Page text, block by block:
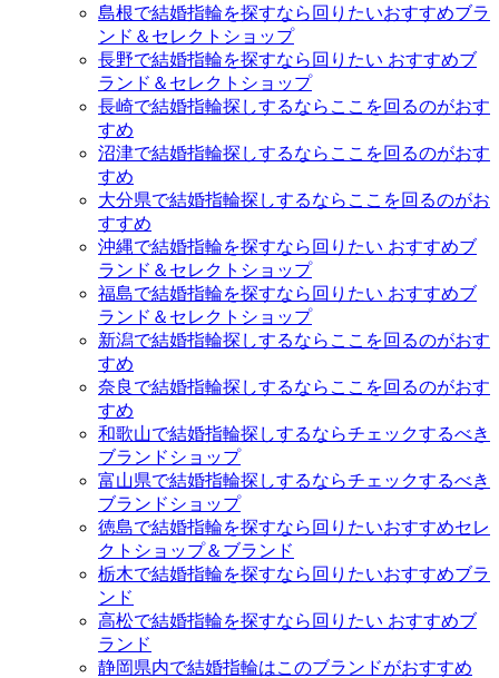
島根で結婚指輪を探すなら回りたいおすすめブラ
ンド＆セレクトショップ
長野で結婚指輪を探すなら回りたい おすすめブ
ランド＆セレクトショップ
長崎で結婚指輪探しするならここを回るのがおす
すめ
沼津で結婚指輪探しするならここを回るのがおす
すめ
大分県で結婚指輪探しするならここを回るのがお
すすめ
沖縄で結婚指輪を探すなら回りたい おすすめブ
ランド＆セレクトショップ
福島で結婚指輪を探すなら回りたい おすすめブ
ランド＆セレクトショップ
新潟で結婚指輪探しするならここを回るのがおす
すめ
奈良で結婚指輪探しするならここを回るのがおす
すめ
和歌山で結婚指輪探しするならチェックするべき
ブランドショップ
富山県で結婚指輪探しするならチェックするべき
ブランドショップ
徳島で結婚指輪を探すなら回りたいおすすめセレ
クトショップ＆ブランド
栃木で結婚指輪を探すなら回りたいおすすめブラ
ンド
高松で結婚指輪を探すなら回りたい おすすめブ
ランド
静岡県内で結婚指輪はこのブランドがおすすめ